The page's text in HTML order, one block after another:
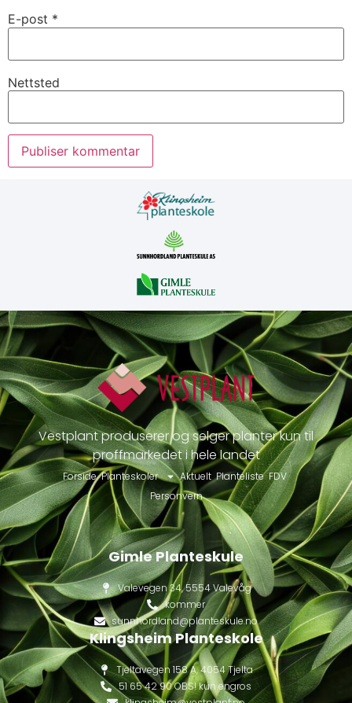
E-post *
Nettsted
Vestplant produserer og selger planter kun til
proffmarkedet i hele landet
Forside Planteskoler Aktuelt Planteliste FDV
Personvern
Gimle Planteskule
Valevegen 34, 5554 Valevåg
kommer
sunnhordland@planteskule.no
Klingsheim Planteskole
Tjeltavegen 158 A, 4054 Tjelta
51 65 42 90 OBS! kun engros